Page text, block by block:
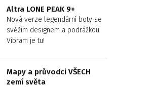
Altra LONE PEAK 9+
Nová verze legendární boty se
svěžím designem a podrážkou
Vibram je tu!
Mapy a průvodci VŠECH
zemí světa